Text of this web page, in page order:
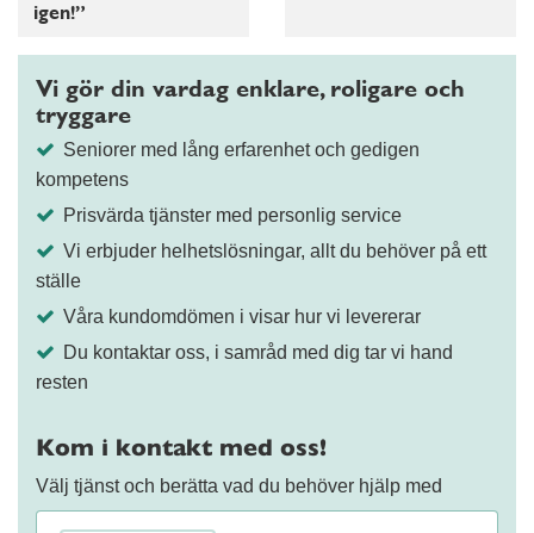
igen!”
Vi gör din vardag enklare, roligare och
tryggare
Seniorer med lång erfarenhet och gedigen
kompetens
Prisvärda tjänster med personlig service
Vi erbjuder helhetslösningar, allt du behöver på ett
ställe
Våra kundomdömen i visar hur vi levererar
Du kontaktar oss, i samråd med dig tar vi hand
resten
Kom i kontakt med oss!
Välj tjänst och berätta vad du behöver hjälp med